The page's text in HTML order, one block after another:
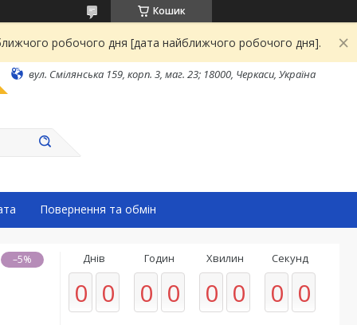
Кошик
робочого дня [дата найближчого робочого дня].
вул. Смілянська 159, корп. 3, маг. 23; 18000, Черкаси, Україна
Повернення та обмін
–5% Днів
0 0
Годин
0 0
Хвилин
0 0
Секунд
0 0